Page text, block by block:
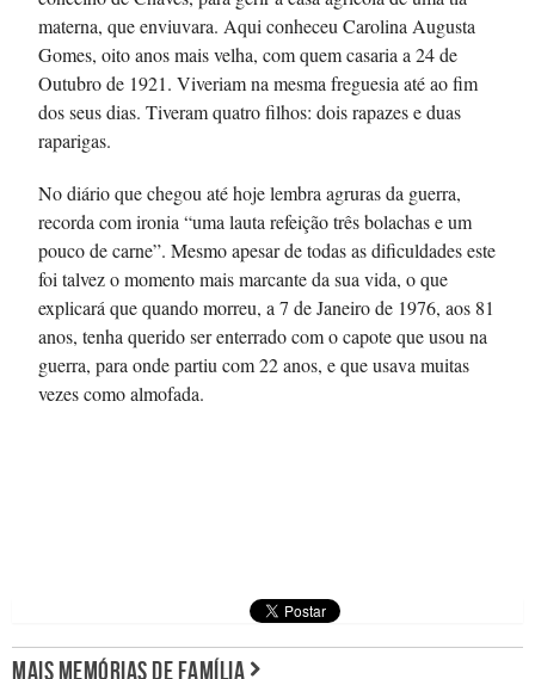
materna, que enviuvara. Aqui conheceu Carolina Augusta
Gomes, oito anos mais velha, com quem casaria a 24 de
Outubro de 1921. Viveriam na mesma freguesia até ao fim
dos seus dias. Tiveram quatro filhos: dois rapazes e duas
raparigas.
No diário que chegou até hoje lembra agruras da guerra,
recorda com ironia “uma lauta refeição três bolachas e um
pouco de carne”. Mesmo apesar de todas as dificuldades este
foi talvez o momento mais marcante da sua vida, o que
explicará que quando morreu, a 7 de Janeiro de 1976, aos 81
anos, tenha querido ser enterrado com o capote que usou na
guerra, para onde partiu com 22 anos, e que usava muitas
vezes como almofada.
MAIS MEMÓRIAS DE FAMÍLIA